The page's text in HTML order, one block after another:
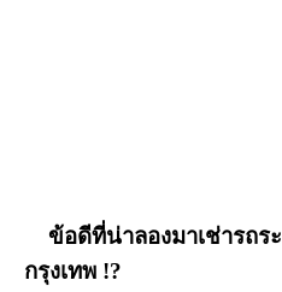
ข้อดีที่น่าลองมาเช่ารถร
กรุงเทพ !?